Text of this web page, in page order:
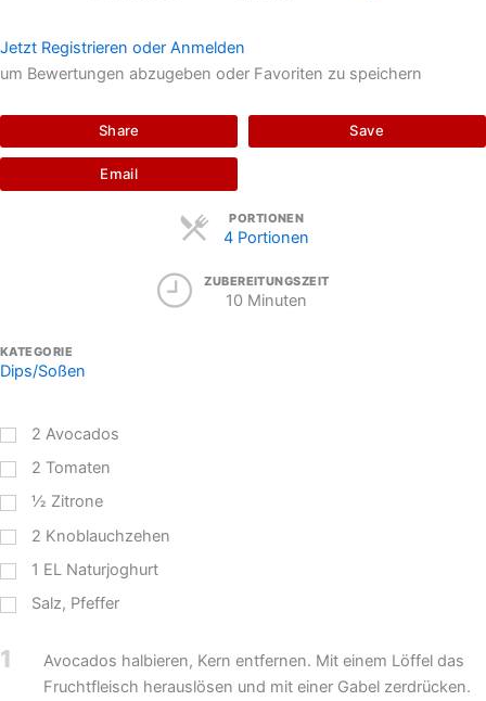
Jetzt Registrieren oder Anmelden
um Bewertungen abzugeben oder Favoriten zu speichern
Share Save
Email
PORTIONEN
4 Portionen
ZUBEREITUNGSZEIT
10 Minuten
KATEGORIE
Dips/Soßen
2 Avocados
2 Tomaten
½ Zitrone
2 Knoblauchzehen
1 EL Naturjoghurt
Salz, Pfeffer
1
Avocados halbieren, Kern entfernen. Mit einem Löffel das
Fruchtfleisch herauslösen und mit einer Gabel zerdrücken.